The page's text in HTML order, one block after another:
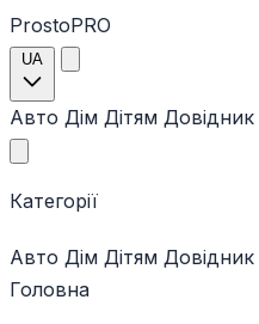
ProstoPRO
UA
Авто Дім Дітям Довідник
Категорії
Авто Дім Дітям Довідник
Головна